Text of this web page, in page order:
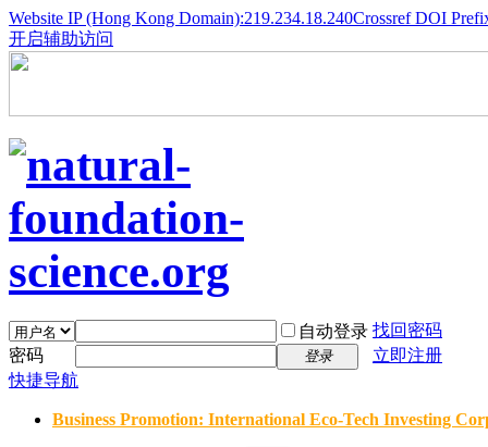
Website IP (Hong Kong Domain):219.234.18.240Crossref DOI
开启辅助访问
自动登录 找回密码
密码
登录
立即注册
快捷导航
Business Promotion: International Eco-Tech Investing